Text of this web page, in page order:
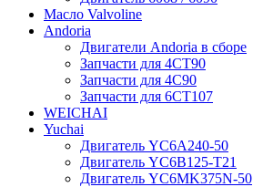
Масло Valvoline
Andoria
Двигатели Andoria в сборе
Запчасти для 4CT90
Запчасти для 4С90
Запчасти для 6CT107
WEICHAI
Yuchai
Двигатель YC6A240-50
Двигатель YC6B125-T21
Двигатель YC6MK375N-50